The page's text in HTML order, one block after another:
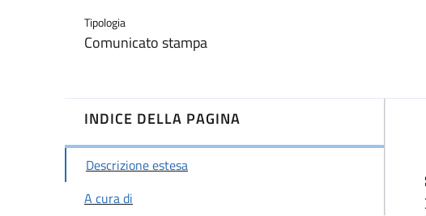
Tipologia
Comunicato stampa
INDICE DELLA PAGINA
Descrizione estesa
A cura di